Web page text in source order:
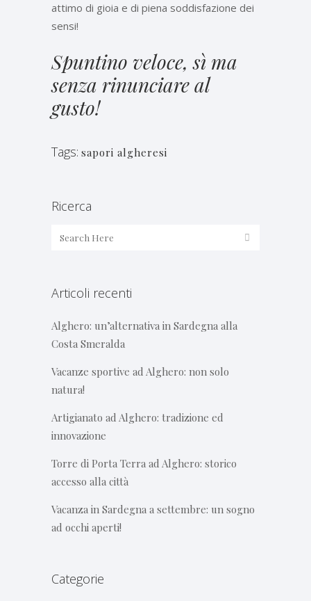
attimo di gioia e di piena soddisfazione dei
sensi!
Spuntino veloce, sì ma
senza rinunciare al
gusto!
Tags: sapori algheresi
Ricerca
Articoli recenti
Alghero: un’alternativa in Sardegna alla
Costa Smeralda
Vacanze sportive ad Alghero: non solo
natura!
Artigianato ad Alghero: tradizione ed
innovazione
Torre di Porta Terra ad Alghero: storico
accesso alla città
Vacanza in Sardegna a settembre: un sogno
ad occhi aperti!
Categorie